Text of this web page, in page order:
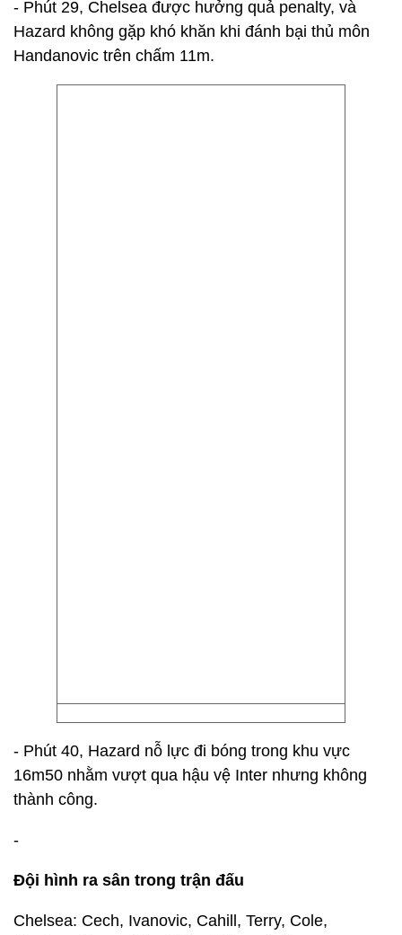
- Phút 29, Chelsea được hưởng quả penalty, và
Hazard không gặp khó khăn khi đánh bại thủ môn
Handanovic trên chấm 11m.
- Phút 40, Hazard nỗ lực đi bóng trong khu vực
16m50 nhằm vượt qua hậu vệ Inter nhưng không
thành công.
-
Đội hình ra sân trong trận đấu
Chelsea: Cech, Ivanovic, Cahill, Terry, Cole,